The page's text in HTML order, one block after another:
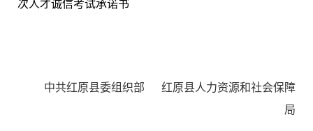
次人才诚信考试承诺书
中共红原县委组织部 红原县人力资源和社会保障
局